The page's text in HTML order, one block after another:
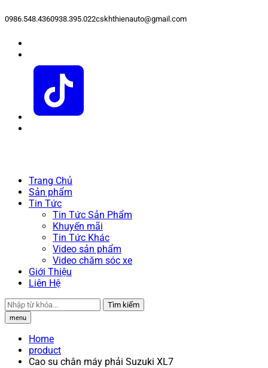
0986.548.4360938.395.022cskhthienauto@gmail.com
Trang Chủ
Sản phẩm
Tin Tức
Tin Tức Sản Phẩm
Khuyến mãi
Tin Tức Khác
Video sản phẩm
Video chăm sóc xe
Giới Thiệu
Liên Hệ
Tìm kiếm
menu
Home
product
Cao su chân máy phải Suzuki XL7